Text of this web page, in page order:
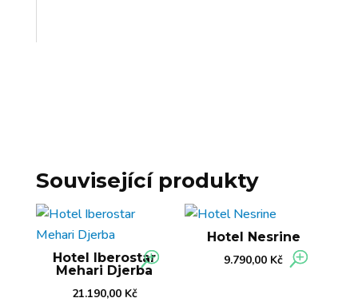
Související produkty
Hotel Iberostar
Mehari Djerba
21.190,00 Kč
Hotel Nesrine
9.790,00 Kč